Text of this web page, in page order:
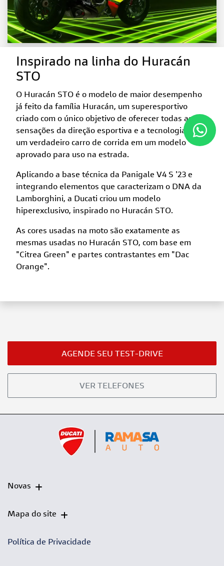
Inspirado na linha do Huracán
STO
O Huracán STO é o modelo de maior desempenho
já feito da família Huracán, um superesportivo
criado com o único objetivo de oferecer todas as
sensações da direção esportiva e a tecnologia de
um verdadeiro carro de corrida em um modelo
aprovado para uso na estrada.
Aplicando a base técnica da Panigale V4 S '23 e
integrando elementos que caracterizam o DNA da
Lamborghini, a Ducati criou um modelo
hiperexclusivo, inspirado no Huracán STO.
As cores usadas na moto são exatamente as
mesmas usadas no Huracán STO, com base em
"Citrea Green" e partes contrastantes em "Dac
Orange".
VER TELEFONES
AGENDE SEU TEST-DRIVE
Novas
Mapa do site
Política de Privacidade